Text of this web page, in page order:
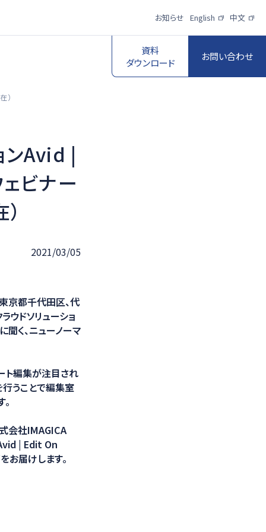
資料
ダウンロード
お問い合わせ
お知らせ English 中文
ポーツ映像伝
・制作プロダク
ョンサービス
覧を見る
）
ンAvid |
ビナー
2021/03/05
京都千代田区、代
ウドソリューショ
く、ニューノーマ
ト編集が注目され
行うことで編集室
会社IMAGICA
| Edit On
お届けします。